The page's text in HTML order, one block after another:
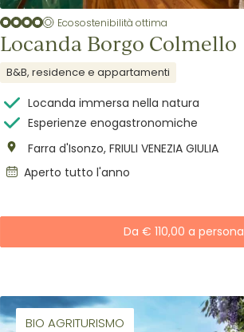
Ecosostenibilità ottima
Locanda Borgo Colmello
B&B, residence e appartamenti
Locanda immersa nella natura
Esperienze enogastronomiche
Farra d'Isonzo, FRIULI VENEZIA GIULIA
Aperto tutto l'anno
Da € 110,00 a persona
BIO AGRITURISMO